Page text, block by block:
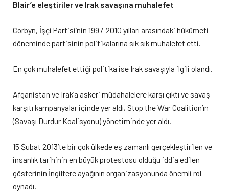
Blair’e eleştiriler ve Irak savaşına muhalefet
Corbyn, İşçi Partisi’nin 1997-2010 yılları arasındaki hükümeti
döneminde partisinin politikalarına sık sık muhalefet etti.
En çok muhalefet ettiği politika ise Irak savaşıyla ilgili olandı.
Afganistan ve Irak’a askeri müdahalelere karşı çıktı ve savaş
karşıtı kampanyalar içinde yer aldı, Stop the War Coalition’ın
(Savaşı Durdur Koalisyonu) yönetiminde yer aldı.
15 Şubat 2013’te bir çok ülkede eş zamanlı gerçekleştirilen ve
insanlık tarihinin en büyük protestosu olduğu iddia edilen
gösterinin İngiltere ayağının organizasyonunda önemli rol
oynadı.